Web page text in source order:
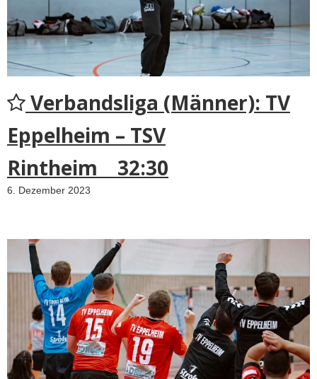
Verbandsliga (Männer): TV
Eppelheim – TSV
Rintheim 32:30
6. Dezember 2023